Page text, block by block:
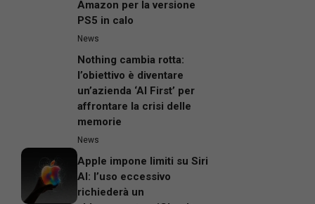
Amazon per la versione
PS5 in calo
News
Nothing cambia rotta:
l’obiettivo è diventare
un’azienda ‘AI First’ per
affrontare la crisi delle
memorie
News
Apple impone limiti su Siri
AI: l’uso eccessivo
richiederà un